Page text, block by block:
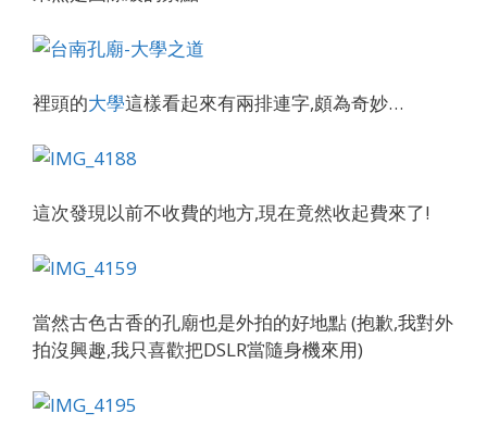
裡頭的大學這樣看起來有兩排連字,頗為奇妙…
這次發現以前不收費的地方,現在竟然收起費來了!
當然古色古香的孔廟也是外拍的好地點 (抱歉,我對外
拍沒興趣,我只喜歡把DSLR當隨身機來用)